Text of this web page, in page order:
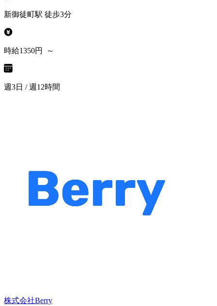
新御徒町駅 徒歩3分
時給1350円 ～
週3日 / 週12時間
株式会社Berry